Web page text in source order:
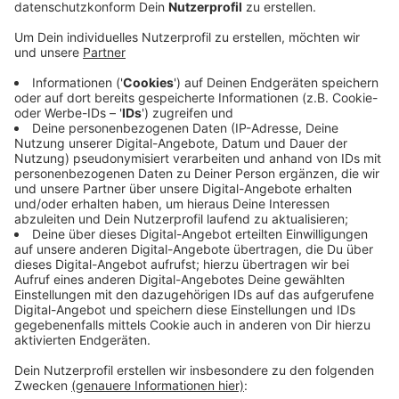
Anzeige
Neben der Hochschule und Textilakademie werden
auch viele renommierte Unternehmen vertreten sein.
Mehr als 30 Unternehmen kommen in diesen Tagen als
Austeller zu "MG ZIEHT AN" - darunter auch Marken
wie Peek & Cloppenburg Düsseldorf, Hugo Boss und
adidas. Zum Programm gehören etwa eine
Modenschau und ein Masterkongress, der sich mit
Nachhaltigkeit befasst. Die Messe richtet sich dabei
aber nicht nur an die Branche selbst. Die Hochschule
stellt Besuchern dabei auch die Textilakademie und
die entsprechenden Studiengänge vor.Weitere Infos
findet ihr hier.
Anzeige